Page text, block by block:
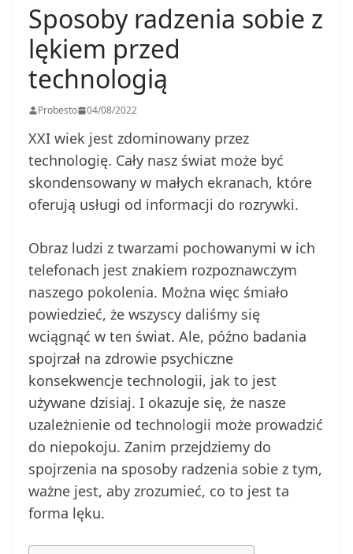
Sposoby radzenia sobie z
lękiem przed
technologią
Probesto 04/08/2022
XXI wiek jest zdominowany przez
technologię. Cały nasz świat może być
skondensowany w małych ekranach, które
oferują usługi od informacji do rozrywki.
Obraz ludzi z twarzami pochowanymi w ich
telefonach jest znakiem rozpoznawczym
naszego pokolenia. Można więc śmiało
powiedzieć, że wszyscy daliśmy się
wciągnąć w ten świat. Ale, późno badania
spojrzał na zdrowie psychiczne
konsekwencje technologii, jak to jest
używane dzisiaj. I okazuje się, że nasze
uzależnienie od technologii może prowadzić
do niepokoju. Zanim przejdziemy do
spojrzenia na sposoby radzenia sobie z tym,
ważne jest, aby zrozumieć, co to jest ta
forma lęku.